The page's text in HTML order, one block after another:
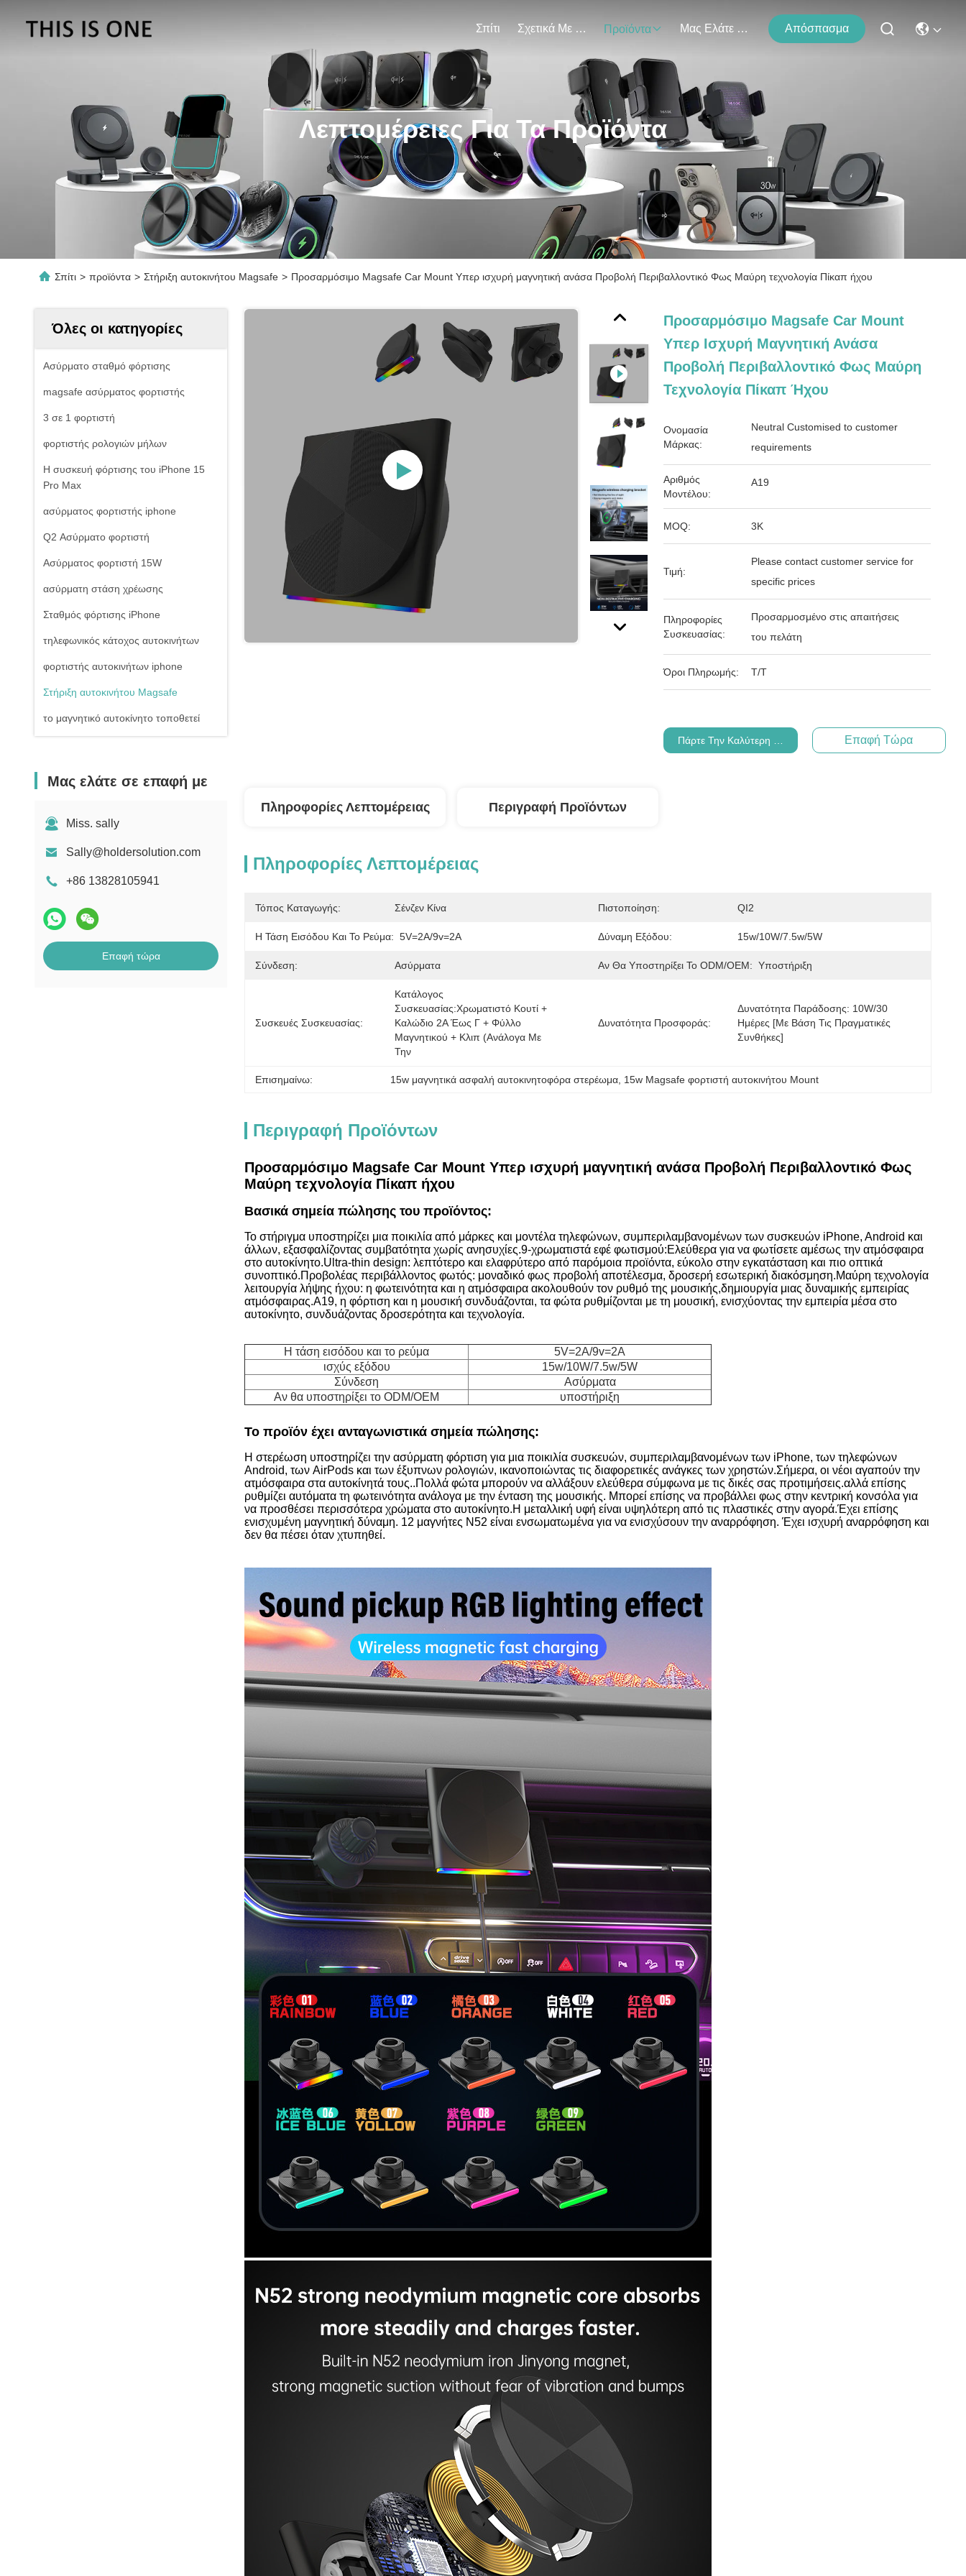
Σπίτι Σχετικά Με Εμάς Προϊόντα Μας Ελάτε Σε Επαφή Με Απόσπασμα
Λεπτομέρειες Για Τα Προϊόντα
Σπίτι > προϊόντα > Στήριξη αυτοκινήτου Magsafe > Προσαρμόσιμο Magsafe Car Mount Υπερ ισχυρή μαγνητική ανάσα Προβολή Περιβαλλοντικό Φως Μαύρη τεχνολογία Πίκαπ ήχου
Όλες οι κατηγορίες
Ασύρματο σταθμό φόρτισης
magsafe ασύρματος φορτιστής
3 σε 1 φορτιστή
φορτιστής ρολογιών μήλων
Η συσκευή φόρτισης του iPhone 15
Pro Max
ασύρματος φορτιστής iphone
Q2 Ασύρματο φορτιστή
Ασύρματος φορτιστή 15W
ασύρματη στάση χρέωσης
Σταθμός φόρτισης iPhone
τηλεφωνικός κάτοχος αυτοκινήτων
φορτιστής αυτοκινήτων iphone
Στήριξη αυτοκινήτου Magsafe
το μαγνητικό αυτοκίνητο τοποθετεί
Μας ελάτε σε επαφή με
Miss. sally
Sally@holdersolution.com
+86 13828105941
Επαφή τώρα
Προσαρμόσιμο Magsafe Car Mount
Υπερ Ισχυρή Μαγνητική Ανάσα
Προβολή Περιβαλλοντικό Φως Μαύρη
Τεχνολογία Πίκαπ Ήχου
Ονομασία
Μάρκας:
Neutral Customised to customer
requirements
Αριθμός
Μοντέλου:
Α19
MOQ: 3K
Τιμή:
Please contact customer service for
specific prices
Πληροφορίες
Συσκευασίας:
Προσαρμοσμένο στις απαιτήσεις
του πελάτη
Όροι Πληρωμής: Τ/Τ
Πάρτε Την Καλύτερη Τιμή Επαφή Τώρα
Πληροφορίες Λεπτομέρειας Περιγραφή Προϊόντων
Πληροφορίες Λεπτομέρειας
Τόπος Καταγωγής: Σένζεν Κίνα Πιστοποίηση: QI2
Η Τάση Εισόδου Και Το Ρεύμα: 5V=2A/9v=2A Δύναμη Εξόδου: 15w/10W/7.5w/5W
Σύνδεση: Ασύρματα Αν Θα Υποστηρίξει Το ODM/OEM: Υποστήριξη
Συσκευές Συσκευασίας:
Κατάλογος
Συσκευασίας:Χρωματιστό Κουτί +
Καλώδιο 2Α Έως Γ + Φύλλο
Μαγνητικού + Κλιπ (ανάλογα Με
Την
Δυνατότητα Προσφοράς:
Δυνατότητα Παράδοσης: 10W/30
Ημέρες [με Βάση Τις Πραγματικές
Συνθήκες]
Επισημαίνω: 15w μαγνητικά ασφαλή αυτοκινητοφόρα στερέωμα 15w Magsafe φορτιστή αυτοκινήτου Mount
Περιγραφή Προϊόντων
Προσαρμόσιμο Magsafe Car Mount Υπερ ισχυρή μαγνητική ανάσα Προβολή Περιβαλλοντικό Φως
Μαύρη τεχνολογία Πίκαπ ήχου
Βασικά σημεία πώλησης του προϊόντος:
Το στήριγμα υποστηρίζει μια ποικιλία από μάρκες και μοντέλα τηλεφώνων, συμπεριλαμβανομένων των συσκευών iPhone, Android και
άλλων, εξασφαλίζοντας συμβατότητα χωρίς ανησυχίες.9-χρωματιστά εφέ φωτισμού:Ελεύθερα για να φωτίσετε αμέσως την ατμόσφαιρα
στο αυτοκίνητο.Ultra-thin design: λεπτότερο και ελαφρύτερο από παρόμοια προϊόντα, εύκολο στην εγκατάσταση και πιο οπτικά
συνοπτικό.Προβολέας περιβάλλοντος φωτός: μοναδικό φως προβολή αποτέλεσμα, δροσερή εσωτερική διακόσμηση.Μαύρη τεχνολογία
λειτουργία λήψης ήχου: η φωτεινότητα και η ατμόσφαιρα ακολουθούν τον ρυθμό της μουσικής,δημιουργία μιας δυναμικής εμπειρίας
ατμόσφαιρας.Α19, η φόρτιση και η μουσική συνδυάζονται, τα φώτα ρυθμίζονται με τη μουσική, ενισχύοντας την εμπειρία μέσα στο
αυτοκίνητο, συνδυάζοντας δροσερότητα και τεχνολογία.
Η τάση εισόδου και το ρεύμα
5V=2A/9v=2A
ισχύς εξόδου
15w/10W/7.5w/5W
Σύνδεση
Ασύρματα
Αν θα υποστηρίξει το ODM/OEM
υποστήριξη
Το προϊόν έχει ανταγωνιστικά σημεία πώλησης:
Η στερέωση υποστηρίζει την ασύρματη φόρτιση για μια ποικιλία συσκευών, συμπεριλαμβανομένων των iPhone, των τηλεφώνων
Android, των AirPods και των έξυπνων ρολογιών, ικανοποιώντας τις διαφορετικές ανάγκες των χρηστών.Σήμερα, οι νέοι αγαπούν την
ατμόσφαιρα στα αυτοκίνητά τους..Πολλά φώτα μπορούν να αλλάξουν ελεύθερα σύμφωνα με τις δικές σας προτιμήσεις.αλλά επίσης
ρυθμίζει αυτόματα τη φωτεινότητα ανάλογα με την ένταση της μουσικής. Μπορεί επίσης να προβάλλει φως στην κεντρική κονσόλα για
να προσθέσει περισσότερα χρώματα στο αυτοκίνητο.Η μεταλλική υφή είναι υψηλότερη από τις πλαστικές στην αγορά.Έχει επίσης
ενισχυμένη μαγνητική δύναμη. 12 μαγνήτες N52 είναι ενσωματωμένα για να ενισχύσουν την αναρρόφηση. Έχει ισχυρή αναρρόφηση και
δεν θα πέσει όταν χτυπηθεί.